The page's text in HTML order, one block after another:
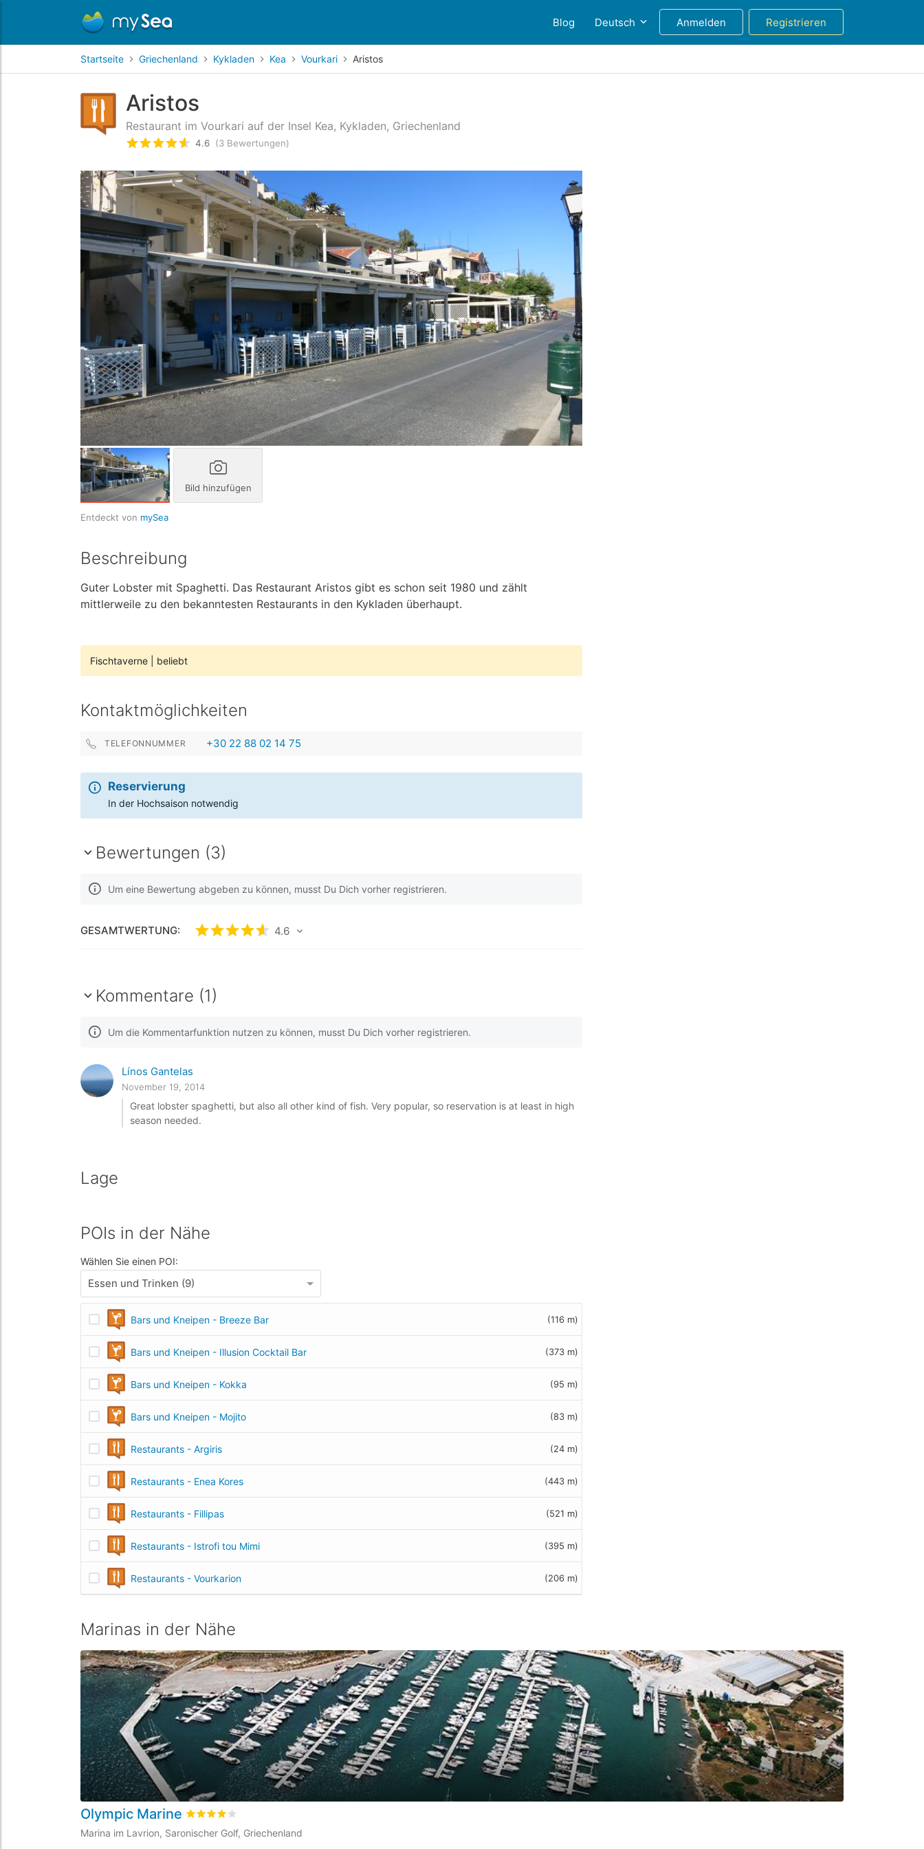
Blog Deutsch Anmelden Registrieren
Startseite Griechenland Kykladen Kea Vourkari Aristos
Aristos
Restaurant im Vourkari auf der Insel Kea, Kykladen, Griechenland
bewertet4.6/5 beyogen auf
4.6 (3 Bewertungen)
Bild hinzufügen
Entdeckt von mySea
Beschreibung
Guter Lobster mit Spaghetti. Das Restaurant Aristos gibt es schon seit 1980 und zählt
mittlerweile zu den bekanntesten Restaurants in den Kykladen überhaupt.
Fischtaverne beliebt
Kontaktmöglichkeiten
TELEFONNUMMER +30 22 88 02 14 75
Reservierung
In der Hochsaison notwendig
Bewertungen (3)
Um eine Bewertung abgeben zu können, musst Du Dich vorher registrieren.
GESAMTWERTUNG: bewertet4.6/5 beyogen auf
4.6
Kommentare (1)
Um die Kommentarfunktion nutzen zu können, musst Du Dich vorher registrieren.
Línos Gantelas
November 19, 2014
Great lobster spaghetti, but also all other kind of fish. Very popular, so reservation is at least in high
season needed.
Lage
POIs in der Nähe
Wählen Sie einen POI:
Essen und Trinken (9)
Bars und Kneipen - Breeze Bar (116 m)
Bars und Kneipen - Illusion Cocktail Bar (373 m)
Bars und Kneipen - Kokka (95 m)
Bars und Kneipen - Mojito (83 m)
Restaurants - Argiris (24 m)
Restaurants - Enea Kores (443 m)
Restaurants - Fillipas (521 m)
Restaurants - Istrofi tou Mimi (395 m)
Restaurants - Vourkarion (206 m)
Marinas in der Nähe
Olympic Marine bewertet4
Marina im Lavrion, Saronischer Golf, Griechenland